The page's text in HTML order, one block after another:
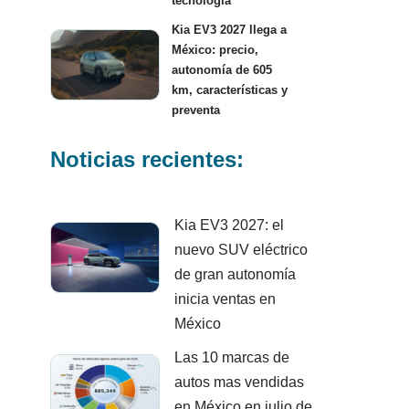
Kia EV3 2027 llega a
México: precio,
autonomía de 605
km, características y
preventa
Noticias recientes:
Kia EV3 2027: el
nuevo SUV eléctrico
de gran autonomía
inicia ventas en
México
Las 10 marcas de
autos mas vendidas